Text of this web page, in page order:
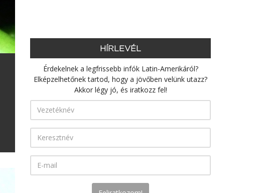
HÍRLEVÉL
Érdekelnek a legfrissebb infók Latin-Amerikáról?
Elképzelhetőnek tartod, hogy a jövőben velünk utazz?
Akkor légy jó, és iratkozz fel!